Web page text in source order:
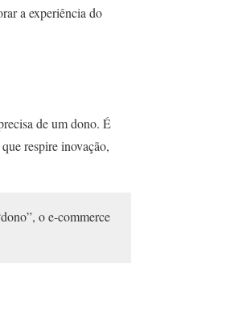
a experiência do
de um dono. É
respire inovação,
o e-commerce